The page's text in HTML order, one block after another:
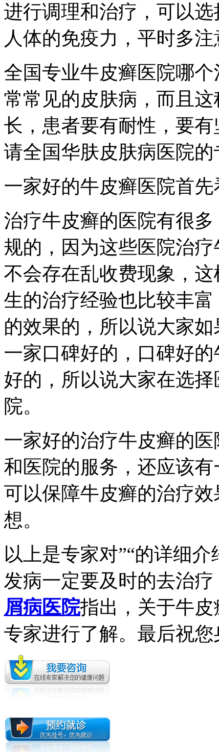
进行调理和治疗，可以
人体的免疫力，平时多
全国专业牛皮癣医院哪
常常见的皮肤病，而且
长，患者要有耐性，要
请全国华肤皮肤病医院
一家好的牛皮癣医院首
治疗牛皮癣的医院有很
规的，因为这些医院治
不会存在乱收费现象，
生的治疗经验也比较丰
的效果的，所以说大家
一家口碑好的，口碑好
好的，所以说大家在选
院。
一家好的治疗牛皮癣的
和医院的服务，还应该
可以保障牛皮癣的治疗
想。
以上是专家对”“的详细
发病一定要及时的去治
屑病医院指出，关于牛
专家进行了解。最后祝